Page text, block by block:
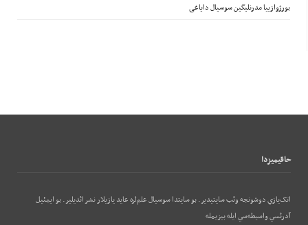
بورژوازییا مدرنلیگین سوسیال دایاغی
حاقيميزدا
اتک‌يازي دوشونجه وئب‌ سايتيدير. بو سايتدا سوسيال علم‌لره عايد يازيلار نشر ائديلير. بو ایمئيل
آدرئسي واسيطه‌سي ايله بيزيمله